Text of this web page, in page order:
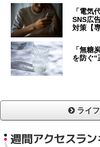
「電気
SNS広
対策【
「無糖
を防ぐ“
ライ
週間アクセスラ